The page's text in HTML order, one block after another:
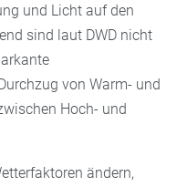
und Licht auf den
sind laut DWD nicht
von Warm- und
Hoch- und
ändern,